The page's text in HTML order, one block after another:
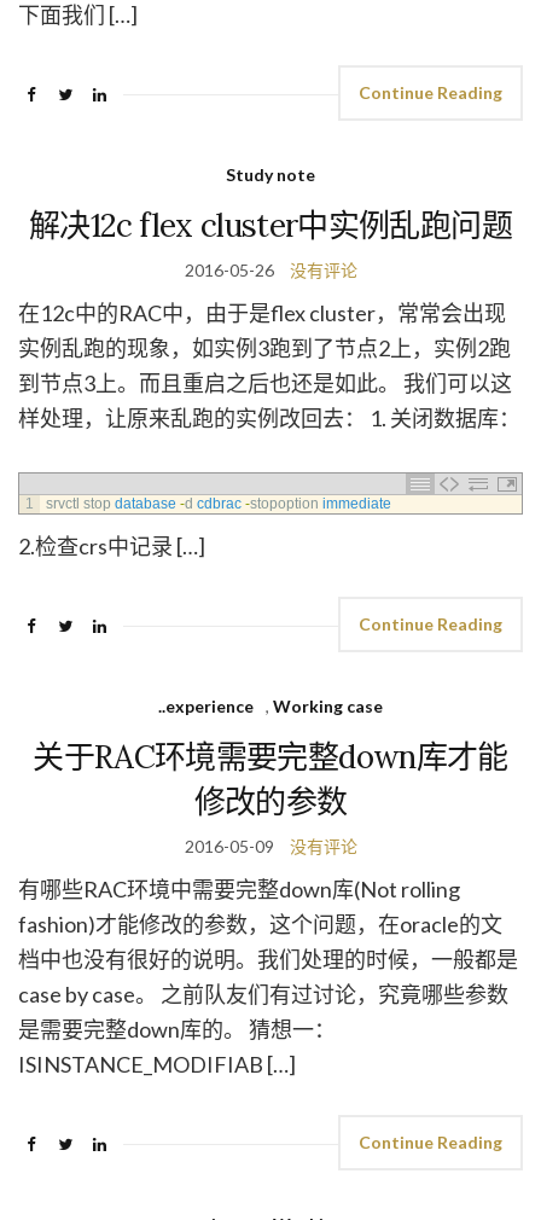
下面我们 […]
Continue Reading
Study note
解决12c flex cluster中实例乱跑问题
2016-05-26 没有评论
在12c中的RAC中，由于是flex cluster，常常会出现
实例乱跑的现象，如实例3跑到了节点2上，实例2跑
到节点3上。而且重启之后也还是如此。 我们可以这
样处理，让原来乱跑的实例改回去： 1. 关闭数据库：
1 srvctl stop database -d cdbrac -stopoption immediate
2.检查crs中记录 […]
Continue Reading
..experience , Working case
关于RAC环境需要完整down库才能
修改的参数
2016-05-09 没有评论
有哪些RAC环境中需要完整down库(Not rolling
fashion)才能修改的参数，这个问题，在oracle的文
档中也没有很好的说明。我们处理的时候，一般都是
case by case。 之前队友们有过讨论，究竟哪些参数
是需要完整down库的。 猜想一：
ISINSTANCE_MODIFIAB […]
Continue Reading